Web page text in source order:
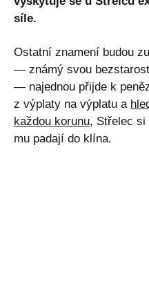
síle.
Ostatní znamení budou
— známý svou
— najednou přijde k
z výplaty na výplatu a
každou korunu, Střelec si
mu padají do klína.